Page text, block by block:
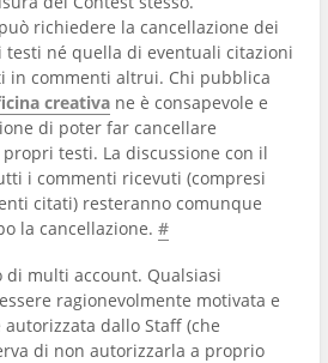
richiedere la cancellazione dei
testi né quella di eventuali citazioni
in commenti altrui. Chi pubblica
creativa ne è consapevole e
di poter far cancellare
testi. La discussione con il
i commenti ricevuti (compresi
citati) resteranno comunque
la cancellazione. #
di multi account. Qualsiasi
ragionevolmente motivata e
dallo Staff (che
di non autorizzarla a proprio